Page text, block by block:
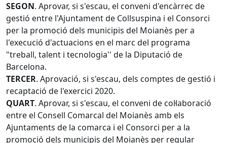
SEGON. Aprovar, si s'escau, el conveni d'encàrrec de
gestió entre l'Ajuntament de Collsuspina i el Consorci
per la promoció dels municipis del Moianès per a
l'execució d'actuacions en el marc del programa
"treball, talent i tecnologia'' de la Diputació de
Barcelona.
TERCER. Aprovació, si s'escau, dels comptes de gestió i
recaptació de l'exercici 2020.
QUART. Aprovar, si s'escau, el conveni de col·laboració
entre el Consell Comarcal del Moianès amb els
Ajuntaments de la comarca i el Consorci per a la
promoció dels municipis del Moianès per regular